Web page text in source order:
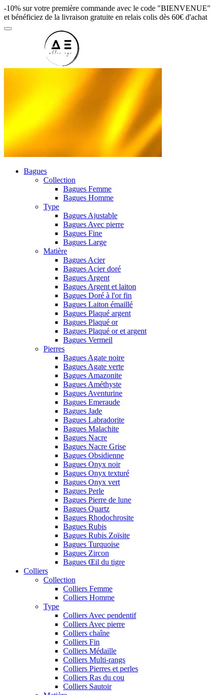
-10% sur votre première commande avec le code "BIENVENUE"
et bénéficiez de la livraison gratuite en relais colis dès 60€ d'achat
Bagues
Collection
Bagues Femme
Bagues Homme
Type
Bagues Ajustable
Bagues Avec pierre
Bagues Fine
Bagues Large
Matière
Bagues Acier
Bagues Acier doré
Bagues Argent
Bagues Argent et laiton
Bagues Doré à l'or fin
Bagues Laiton émaillé
Bagues Plaqué argent
Bagues Plaqué or
Bagues Plaqué or et argent
Bagues Vermeil
Pierres
Bagues Agate noire
Bagues Agate verte
Bagues Amazonite
Bagues Améthyste
Bagues Aventurine
Bagues Emeraude
Bagues Jade
Bagues Labradorite
Bagues Malachite
Bagues Nacre
Bagues Nacre Grise
Bagues Obsidienne
Bagues Onyx noir
Bagues Onyx texturé
Bagues Onyx vert
Bagues Perle
Bagues Pierre de lune
Bagues Quartz
Bagues Rhodochrosite
Bagues Rubis
Bagues Rubis Zoïsite
Bagues Turquoise
Bagues Zircon
Bagues Œil du tigre
Colliers
Collection
Colliers Femme
Colliers Homme
Type
Colliers Avec pendentif
Colliers Avec pierre
Colliers chaîne
Colliers Fin
Colliers Médaille
Colliers Multi-rangs
Colliers Pierres et perles
Colliers Ras du cou
Colliers Sautoir